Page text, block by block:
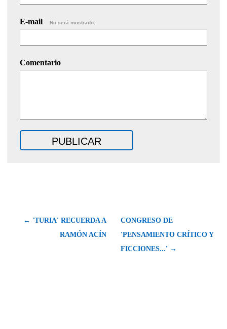
E-mail No será mostrado.
Comentario
← 'TURIA' RECUERDA A
RAMÓN ACÍN
CONGRESO DE
'PENSAMIENTO CRÍTICO Y
FICCIONES...' →